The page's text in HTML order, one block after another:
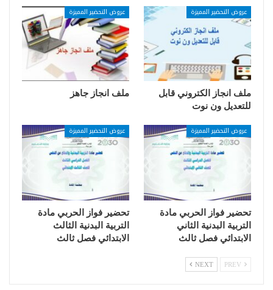
عروض التحضير المميزة
ملف انجاز الكتروني قابل
للتعديل ون نوت
عروض التحضير المميزة
ملف انجاز جاهز
عروض التحضير المميزة
تحضير فواز الحربي مادة
التربية البدنية الثاني
الابتدائي فصل ثالث
عروض التحضير المميزة
تحضير فواز الحربي مادة
التربية البدنية الثالث
الابتدائي فصل ثالث
NEXT